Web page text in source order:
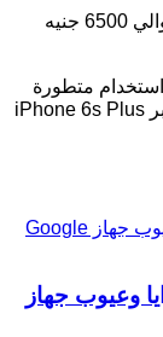
في مصر، سعر النسخة سعة 32 جيجابايت هو حوالي 6500 جنيه
متطورة
بمواصفات جيدة. بالنسبة لمحبي التكنولوجيا، يعتبر iPhone 6s Plus
جوجل بيكسل 10 – مزايا وعيوب جهاز